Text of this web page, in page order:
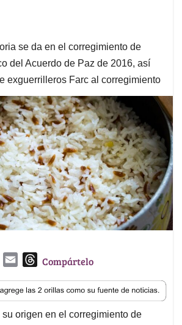
se da en el corregimiento de
del Acuerdo de Paz de 2016, así
exguerrilleros Farc al corregimiento
n
a
i
l
T
r
e
a
Compártelo
origen en el corregimiento de